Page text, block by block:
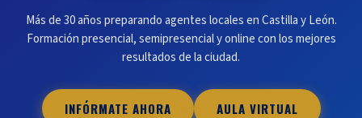
Más de 30 años preparando agentes locales en Castilla y León.
Formación presencial, semipresencial y online con los mejores
resultados de la ciudad.
INFÓRMATE AHORA AULA VIRTUAL